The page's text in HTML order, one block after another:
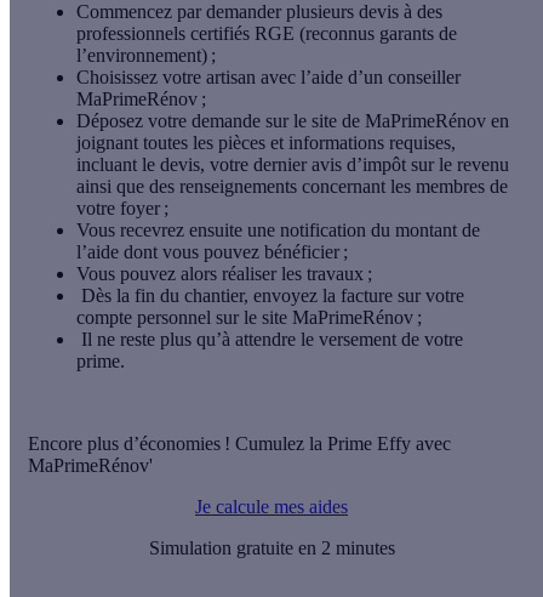
Commencez par demander plusieurs devis à des
professionnels certifiés RGE (reconnus garants de
l’environnement) ;
Choisissez votre artisan avec l’aide d’un conseiller
MaPrimeRénov ;
Déposez votre demande sur le site de MaPrimeRénov en
joignant toutes les pièces et informations requises,
incluant le devis, votre dernier avis d’impôt sur le revenu
ainsi que des renseignements concernant les membres de
votre foyer ;
Vous recevrez ensuite une notification du montant de
l’aide dont vous pouvez bénéficier ;
Vous pouvez alors réaliser les travaux ;
Dès la fin du chantier, envoyez la facture sur votre
compte personnel sur le site MaPrimeRénov ;
Il ne reste plus qu’à attendre le versement de votre
prime.
Encore plus d’économies ! Cumulez la Prime Effy avec
MaPrimeRénov'
Je calcule mes aides
Simulation gratuite en 2 minutes